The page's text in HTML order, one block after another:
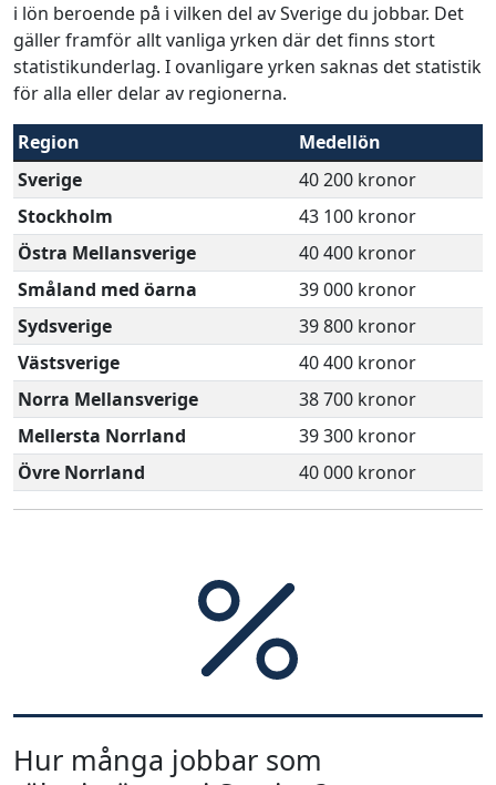
i lön beroende på i vilken del av Sverige du jobbar. Det
gäller framför allt vanliga yrken där det finns stort
statistikunderlag. I ovanligare yrken saknas det statistik
för alla eller delar av regionerna.
Region
Medellön
Sverige
40 200 kronor
Stockholm
43 100 kronor
Östra Mellansverige
40 400 kronor
Småland med öarna
39 000 kronor
Sydsverige
39 800 kronor
Västsverige
40 400 kronor
Norra Mellansverige
38 700 kronor
Mellersta Norrland
39 300 kronor
Övre Norrland
40 000 kronor
Hur många jobbar som